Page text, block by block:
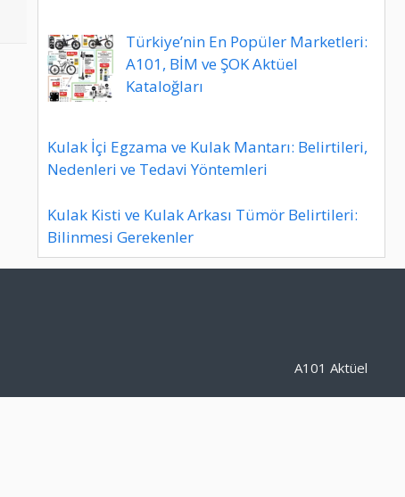
Türkiye’nin En Popüler Marketleri:
A101, BİM ve ŞOK Aktüel
Kataloğları
Kulak İçi Egzama ve Kulak Mantarı: Belirtileri,
Nedenleri ve Tedavi Yöntemleri
Kulak Kisti ve Kulak Arkası Tümör Belirtileri:
Bilinmesi Gerekenler
A101 Aktüel